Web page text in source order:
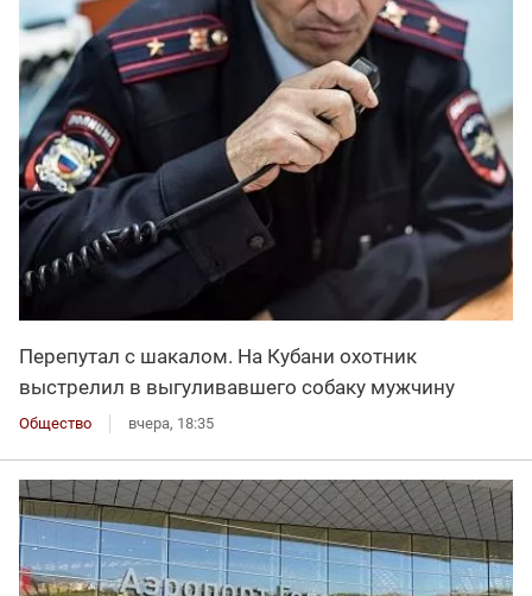
Перепутал с шакалом. На Кубани охотник
выстрелил в выгуливавшего собаку мужчину
Общество вчера, 18:35